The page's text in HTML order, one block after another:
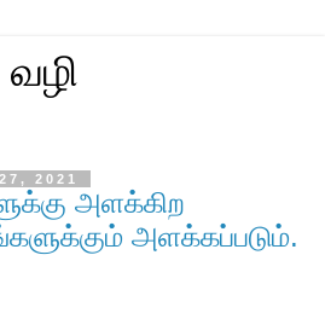
வழி
2021
அளக்கிற
அளக்கப்படும்.